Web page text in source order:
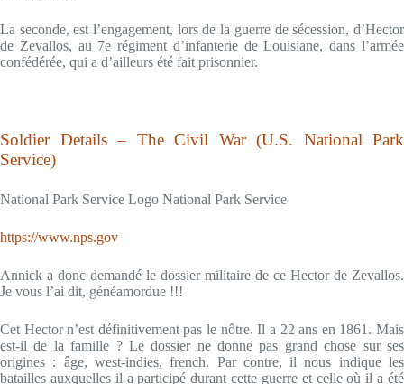
La seconde, est l’engagement, lors de la guerre de sécession, d’Hector
de Zevallos, au 7e régiment d’infanterie de Louisiane, dans l’armée
confédérée, qui a d’ailleurs été fait prisonnier.
Soldier Details – The Civil War (U.S. National Park
Service)
National Park Service Logo National Park Service
https://www.nps.gov
Annick a donc demandé le dossier militaire de ce Hector de Zevallos.
Je vous l’ai dit, généamordue !!!
Cet Hector n’est définitivement pas le nôtre. Il a 22 ans en 1861. Mais
est-il de la famille ? Le dossier ne donne pas grand chose sur ses
origines : âge, west-indies, french. Par contre, il nous indique les
batailles auxquelles il a participé durant cette guerre et celle où il a été